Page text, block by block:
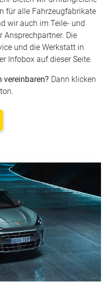
und die Werkstatt in
Infobox auf dieser Seite.
vereinbaren? Dann klicken